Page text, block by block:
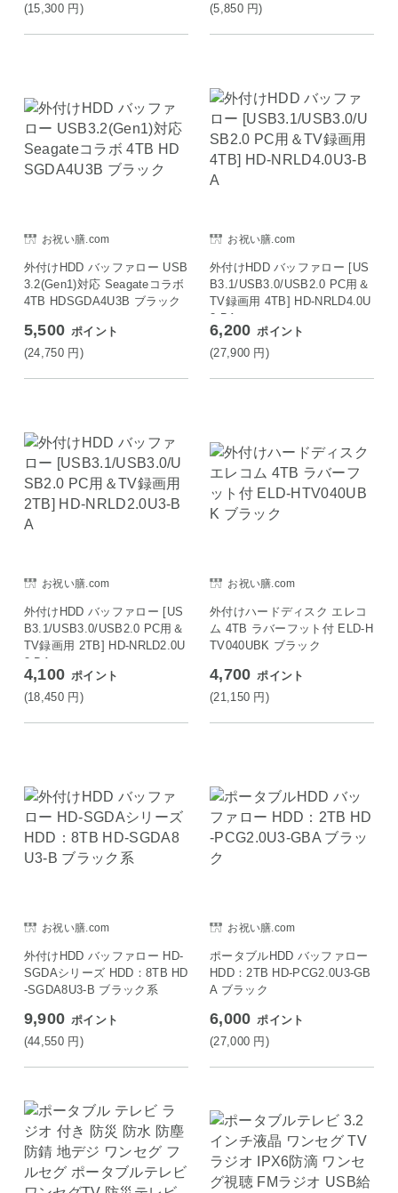
(15,300 円)
(5,850 円)
お祝い膳.com
外付けHDD バッファロー USB
3.2(Gen1)対応 Seagateコラボ
4TB HDSGDA4U3B ブラック
5,500 ポイント
(24,750 円)
お祝い膳.com
外付けHDD バッファロー [US
B3.1/USB3.0/USB2.0 PC用＆
TV録画用 4TB] HD-NRLD4.0U
3-BA
6,200 ポイント
(27,900 円)
お祝い膳.com
外付けHDD バッファロー [US
B3.1/USB3.0/USB2.0 PC用＆
TV録画用 2TB] HD-NRLD2.0U
3-BA
4,100 ポイント
(18,450 円)
お祝い膳.com
外付けハードディスク エレコ
ム 4TB ラバーフット付 ELD-H
TV040UBK ブラック
4,700 ポイント
(21,150 円)
お祝い膳.com
外付けHDD バッファロー HD-
SGDAシリーズ HDD：8TB HD
-SGDA8U3-B ブラック系
9,900 ポイント
(44,550 円)
お祝い膳.com
ポータブルHDD バッファロー
HDD：2TB HD-PCG2.0U3-GB
A ブラック
6,000 ポイント
(27,000 円)